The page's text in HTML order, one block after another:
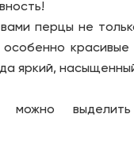
перцы не
яркий,
выделить